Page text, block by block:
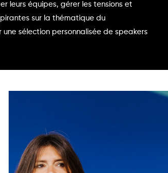
leurs équipes, gérer les tensions et
sur la thématique du
sélection personnalisée de speakers